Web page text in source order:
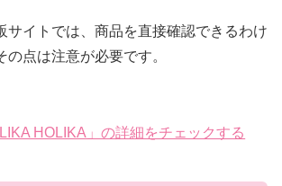
サイトでは、商品を直接確認できるわけ
の点は注意が必要です。
HOLIKA」の詳細をチェックする